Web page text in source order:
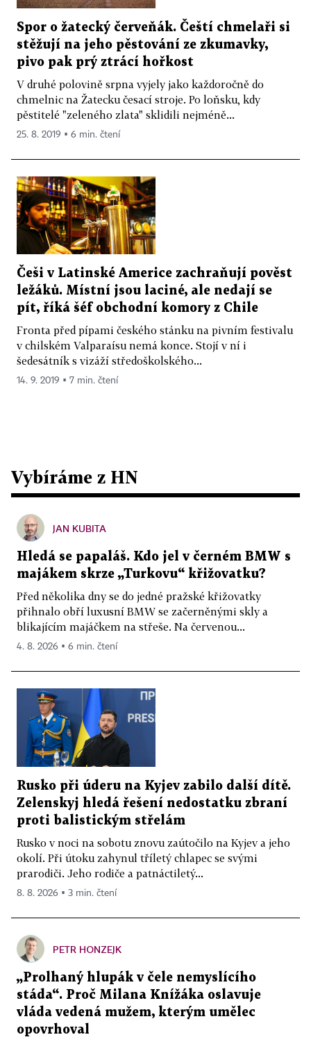
Spor o žatecký červeňák. Čeští chmelaři si
stěžují na jeho pěstování ze zkumavky,
pivo pak prý ztrácí hořkost
V druhé polovině srpna vyjely jako každoročně do
chmelnic na Žatecku česací stroje. Po loňsku, kdy
pěstitelé "zeleného zlata" sklidili nejméně...
25. 8. 2019 ▪ 6 min. čtení
Češi v Latinské Americe zachraňují pověst
ležáků. Místní jsou laciné, ale nedají se
pít, říká šéf obchodní komory z Chile
Fronta před pípami českého stánku na pivním festivalu
v chilském Valparaísu nemá konce. Stojí v ní i
šedesátník s vizáží středoškolského...
14. 9. 2019 ▪ 7 min. čtení
Vybíráme z HN
JAN KUBITA
Hledá se papaláš. Kdo jel v černém BMW s
majákem skrze „Turkovu“ křižovatku?
Před několika dny se do jedné pražské křižovatky
přihnalo obří luxusní BMW se začerněnými skly a
blikajícím majáčkem na střeše. Na červenou...
4. 8. 2026 ▪ 6 min. čtení
Rusko při úderu na Kyjev zabilo další dítě.
Zelenskyj hledá řešení nedostatku zbraní
proti balistickým střelám
Rusko v noci na sobotu znovu zaútočilo na Kyjev a jeho
okolí. Při útoku zahynul tříletý chlapec se svými
prarodiči. Jeho rodiče a patnáctiletý...
8. 8. 2026 ▪ 3 min. čtení
PETR HONZEJK
„Prolhaný hlupák v čele nemyslícího
stáda“. Proč Milana Knížáka oslavuje
vláda vedená mužem, kterým umělec
opovrhoval